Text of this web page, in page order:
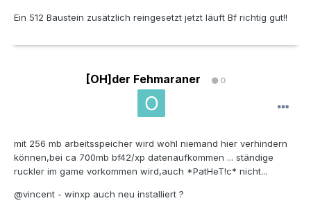
Ein 512 Baustein zusätzlich reingesetzt jetzt läuft Bf richtig gut!!
[OH]der Fehmaraner 0
mit 256 mb arbeitsspeicher wird wohl niemand hier verhindern
können,bei ca 700mb bf42/xp datenaufkommen ... ständige
ruckler im game vorkommen wird,auch *PatHeT!c* nicht...
@vincent - winxp auch neu installiert ?